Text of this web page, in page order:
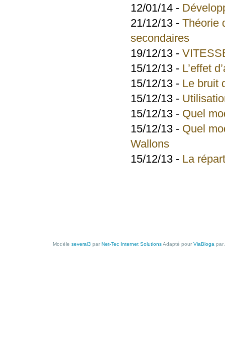
12/01/14 -
21/12/13 - Théorie
secondaires
19/12/13 -
15/12/13 - L’effet
15/12/13 - Le bruit
15/12/13 -
15/12/13 - Quel
15/12/13 - Quel
Wallons
15/12/13 - La
Modèle several3 par Net-Tec Internet SolutionsAdapté pour ViaBloga par